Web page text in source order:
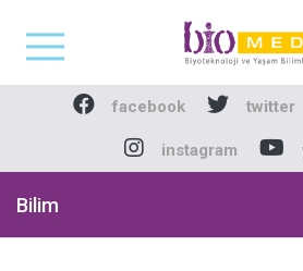
Biomedya -
facebook twitter
instagram
Bilim